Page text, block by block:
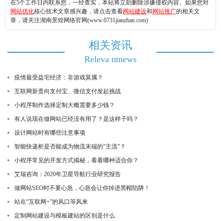
在5个工作日内联系您，一经查实，本站将立刻删除涉嫌侵权内容。如果您对
网站优化核心技术文章感兴趣，请点击查看网站建设和 网站推广的相关文
章，请关注湖南景煌网络官网(www.0731jianzhan.com)
相关资讯
Releva ntnews
疫情最受益宅经济：非游戏莫属？
互联网新贵向支付宝、微信支付发起挑战
小程序制作选择定制大概需要多少钱？
有人说现在做网站已经没有用了？是这样子吗？
设计网站时有哪些注意事项
智能快递柜是否能成为物流末端的“主流”？
小程序常见的开发方式揭秘，看看哪种适合你？
艾瑞咨询：2020年卫星导航行业研究报告
做网站SEO时不要心急，心急会让你掉进黑帽陷阱！
站在“互联网+”的风口等风来
定制网站建设与模板建站的区别是什么